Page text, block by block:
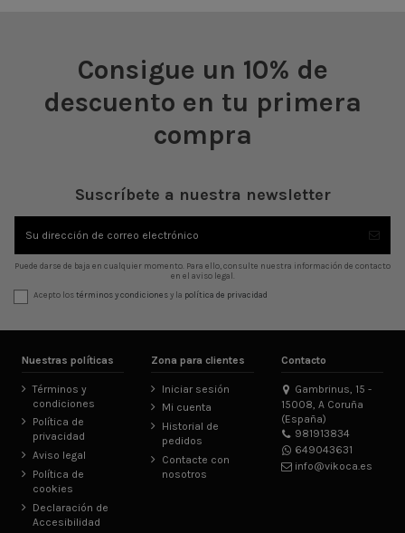
Consigue un 10% de
descuento en tu primera
compra
Suscríbete a nuestra newsletter
Puede darse de baja en cualquier momento. Para ello, consulte nuestra información de contacto
en el aviso legal.
Acepto lostérminos y condicionesy la política de privacidad
Nuestras políticas
Términos y
condiciones
Política de
privacidad
Aviso legal
Política de
cookies
Declaración de
Accesibilidad
Zona para clientes
Iniciar sesión
Mi cuenta
Historial de
pedidos
Contacte con
nosotros
Contacto
Gambrinus, 15 -
15008, A Coruña
(España)
981913834
649043631
info@vikoca.es